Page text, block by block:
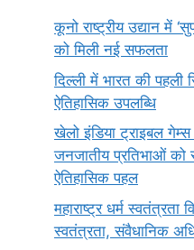
कूनो राष्ट्रीय उद्यान में
को मिली नई सफलता
दिल्ली में भारत की पहली
ऐतिहासिक उपलब्धि
खेलो इंडिया ट्राइबल
जनजातीय प्रतिभाओं को
ऐतिहासिक पहल
महाराष्ट्र धर्म
स्वतंत्रता, संवैधानिक